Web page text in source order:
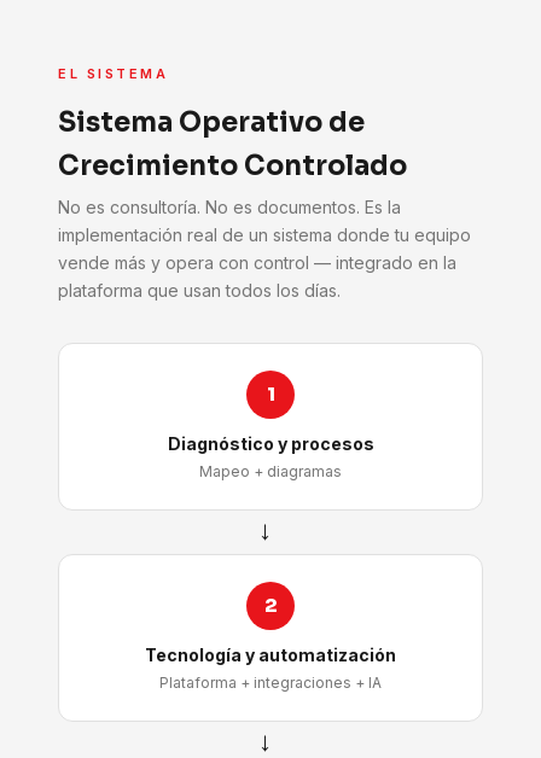
EL SISTEMA
Sistema Operativo de
Crecimiento Controlado
No es consultoría. No es documentos. Es la
implementación real de un sistema donde tu equipo
vende más y opera con control — integrado en la
plataforma que usan todos los días.
1
Diagnóstico y procesos
Mapeo + diagramas
→
2
Tecnología y automatización
Plataforma + integraciones + IA
→